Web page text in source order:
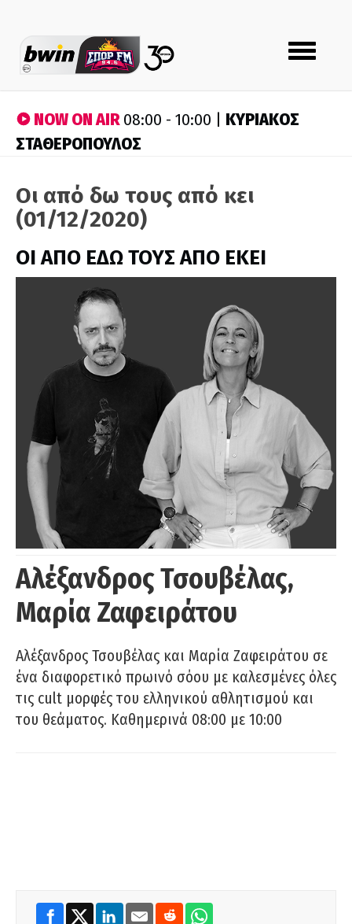
Toggle
navigation
NOW ON AIR08:00 - 10:00 | ΚΥΡΙΑΚΟΣ
ΣΤΑΘΕΡΟΠΟΥΛΟΣ
Οι από δω τους από κει
(01/12/2020)
ΟΙ ΑΠΟ ΕΔΩ ΤΟΥΣ ΑΠΟ ΕΚΕΙ
Αλέξανδρος Τσουβέλας,
Μαρία Ζαφειράτου
Αλέξανδρος Τσουβέλας και Μαρία Ζαφειράτου σε
ένα διαφορετικό πρωινό σόου με καλεσμένες όλες
τις cult μορφές του ελληνικού αθλητισμού και
του θεάματος. Καθημερινά 08:00 με 10:00